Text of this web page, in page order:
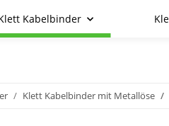
Kabelbinder
Klett Kabelbinder mit Metallöse